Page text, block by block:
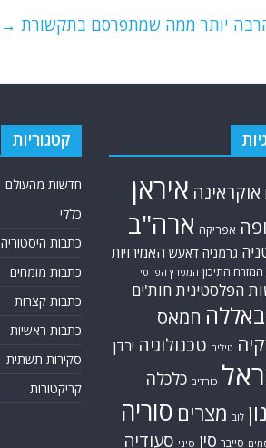
יותר ממה שמתפרסם בתקשורת →
אוקראינה איראן
אפריקה ארה"ב
גרמניה דאעש האמירויות
המזרח התיכון המפרץ הפרסי
הפלסטינית חות'ים
חמאס
טילים טכנולוגיה ירדן
כורדים כלכלה
לוב מצרים סוריה
סייבר סין סיני סעודיה
קטגוריות
חדשות מהעולם
כללי
כתבות היסטוריה
כתבות מומחים
כתבות קצרות
כתבות ראשיות
סקירות תשתית
קריקטורות